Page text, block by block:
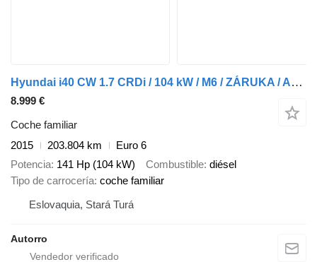
Hyundai i40 CW 1.7 CRDi / 104 kW / M6 / ZÁRUKA / AJ NA SPLÁTKY / PROTIÚČ
8.999 €
Coche familiar
2015
203.804 km
Euro 6
Potencia 141 Hp (104 kW) Combustible diésel
Tipo de carrocería coche familiar
Eslovaquia, Stará Turá
Autorro